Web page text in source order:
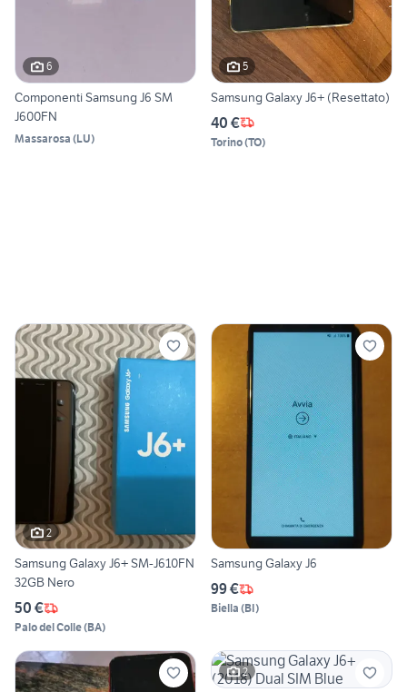
6
Componenti Samsung J6 SM
J600FN
Massarosa (LU)
5
Samsung Galaxy J6+ (Resettato)
40 €
Torino(TO)
2
Samsung Galaxy J6+ SM-J610FN
32GB Nero
50 €
Palo del Colle(BA)
Samsung Galaxy J6
99 €
Biella (BI)
2